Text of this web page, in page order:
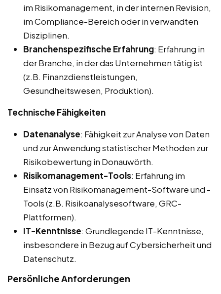
im Risikomanagement, in der internen Revision,
im Compliance-Bereich oder in verwandten
Disziplinen.
Branchenspezifische Erfahrung: Erfahrung in
der Branche, in der das Unternehmen tätig ist
(z.B. Finanzdienstleistungen,
Gesundheitswesen, Produktion).
Technische Fähigkeiten
Datenanalyse: Fähigkeit zur Analyse von Daten
und zur Anwendung statistischer Methoden zur
Risikobewertung in Donauwörth.
Risikomanagement-Tools: Erfahrung im
Einsatz von Risikomanagement-Software und -
Tools (z.B. Risikoanalysesoftware, GRC-
Plattformen).
IT-Kenntnisse: Grundlegende IT-Kenntnisse,
insbesondere in Bezug auf Cybersicherheit und
Datenschutz.
Persönliche Anforderungen